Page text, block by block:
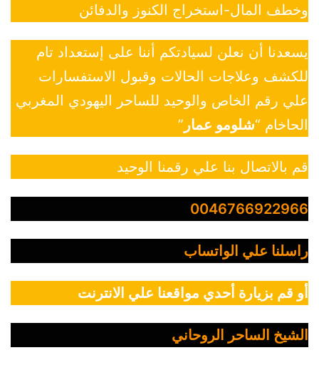
وخطف المال-استخراج الكنوز والدفائن
يسعدنا أن نعلن لسيادتكم أننا على إستعداد تام
للكشف وعلاجات الحالات وقبول الاستفسارات
علي رقم الخاص والوحيد للساحر اليهودي المغربي
الحاخام “شلومو عمار ”
قم بالاتصال بنا علي رقمنا الوحيد
0046766922966
راسلنا علي الواتساب
أو قم بزيارة أحدي مواقعنا علي الانترنت
الشيخ الساحر الروحاني